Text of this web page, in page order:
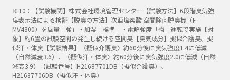
※10：【試験機関】株式会社環境管理センター【試験方法】6段階臭気強
度表示法による検証【脱臭の方法】次亜塩素酸 空間除菌脱臭機（F-
MV4300）を風量「強」・加湿「標準」・電解強度「強」運転で実施【対
象】約6畳の試験空間の発生し続ける空間臭【臭気成分】擬似介護臭、擬
似汗・体臭【試験結果】〈擬似介護臭〉約60分後に臭気強度1.4に低減
（自然減衰3.6）、〈擬似汗・体臭〉約60分後に臭気強度2.0に低減（自然
減衰3.9）【試験番号】H21687701DB（擬似介護臭）、
H21687706DB（擬似汗・体臭）